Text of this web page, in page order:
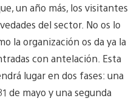
un año más, los visitantes
del sector. No os lo
la organización os da ya la
con antelación. Esta
lugar en dos fases: una
de mayo y una segunda